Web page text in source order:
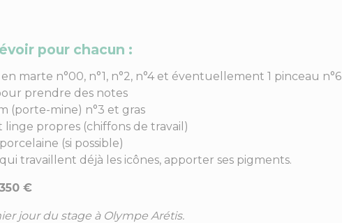
pour chacun :
marte n°00, n°1, n°2, n°4 et éventuellement 1 pinceau n°6
prendre des notes
(porte-mine) n°3 et gras
linge propres (chiffons de travail)
(si possible)
travaillent déjà les icônes, apporter ses pigments.
€
jour du stage à Olympe Arétis.